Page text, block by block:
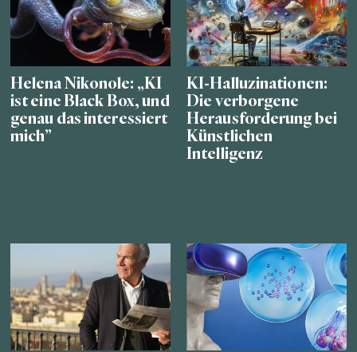
Helena Nikonole: „KI
ist eine Black Box, und
genau das interessiert
mich”
KI-Halluzinationen:
Die verborgene
Herausforderung bei
Künstlichen
Intelligenz